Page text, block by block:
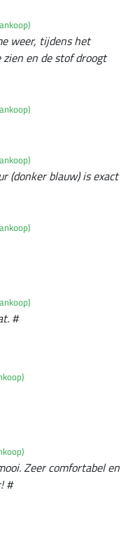
weer, tijdens het
en de stof droogt
(donker blauw) is exact
#
Zeer comfortabel en
#